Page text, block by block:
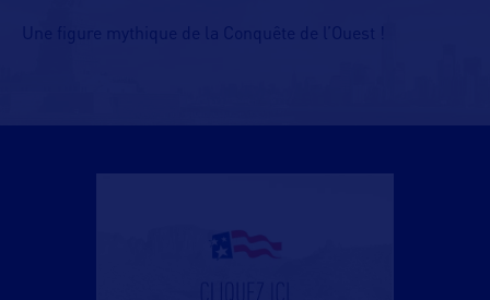
Une figure mythique de la Conquête de l’Ouest !